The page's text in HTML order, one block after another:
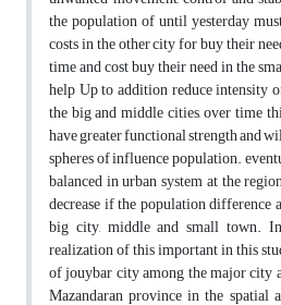
the population of until yesterday
costs in the other city for buy their
time and cost buy their need in the
help Up to addition reduce intensity
the big and middle cities, over time
have greater functional strength and
spheres of influence population.
balanced in urban system at the
decrease if the population difference
big city, middle and small town.
realization of this important in this
of jouybar city among the major city
Mazandaran province in the